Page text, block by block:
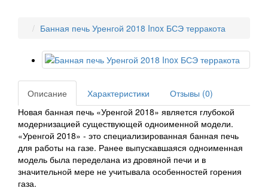
Банная печь Уренгой 2018 Inox БСЭ терракота
Описание Характеристики
Отзывы (0)
Новая банная печь «Уренгой 2018» является глубокой
модернизацией существующей одноименной модели.
«Уренгой 2018» - это специализированная банная печь
для работы на газе. Ранее выпускавшаяся одноименная
модель была переделана из дровяной печи и в
значительной мере не учитывала особенностей горения
газа.